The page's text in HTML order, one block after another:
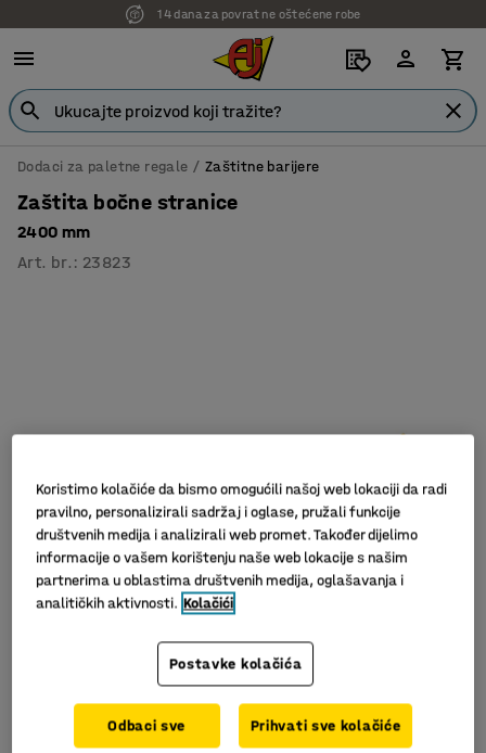
14 dana za povrat ne oštećene robe
Dodaci za paletne regale Zaštitne barijere
Zaštita bočne stranice
2400 mm
Art. br. : 23823
Slični proizvodi
Koristimo kolačiće da bismo omogućili našoj web lokaciji da radi
pravilno, personalizirali sadržaj i oglase, pružali funkcije
društvenih medija i analizirali web promet. Također dijelimo
informacije o vašem korištenju naše web lokacije s našim
partnerima u oblastima društvenih medija, oglašavanja i
analitičkih aktivnosti. Kolačići
Postavke kolačića
Odbaci sve Prihvati sve kolačiće